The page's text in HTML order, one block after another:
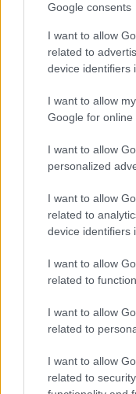
Google consents
I want to allow
related to
device identifiers
I want to allow
Google for online
I want to allow
personalized
I want to allow
related to
device identifiers
I want to allow
related to
I want to allow
related to
I want to allow
related to
i
Su
da
Condividi
F
a
ce
T
w
it
n